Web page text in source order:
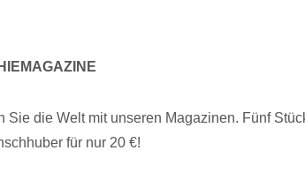
Sie die Welt mit unseren Magazinen. Fünf
für nur 20 €!